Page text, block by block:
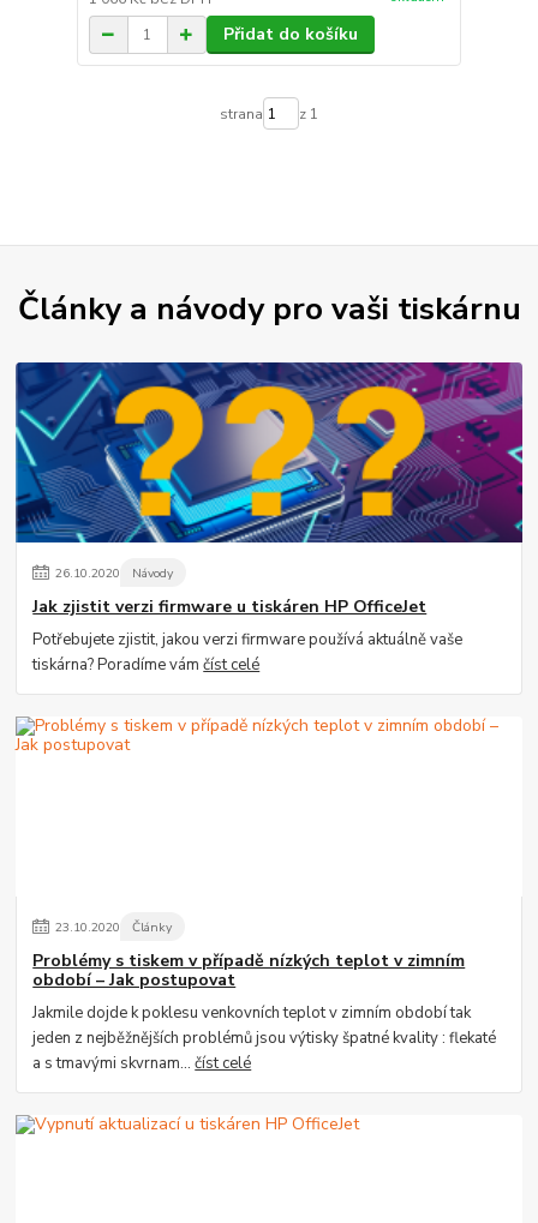
Přidat do košíku
strana z 1
Články a návody pro vaši tiskárnu
26.10.2020 Návody
Jak zjistit verzi firmware u tiskáren HP OfficeJet
Potřebujete zjistit, jakou verzi firmware používá aktuálně vaše
tiskárna? Poradíme vámčíst celé
23.10.2020 Články
Problémy s tiskem v případě nízkých teplot v zimním
období – Jak postupovat
Jakmile dojde k poklesu venkovních teplot v zimním období tak
jeden z nejběžnějších problémů jsou výtisky špatné kvality : flekaté
a s tmavými skvrnam...číst celé